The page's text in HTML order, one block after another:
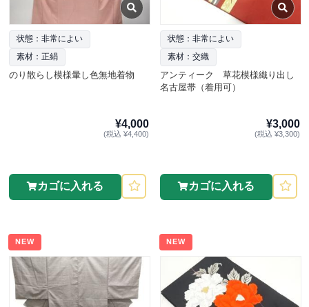
状態：非常によい
素材：正絹
のり散らし模様暈し色無地着物
¥4,000
(税込 ¥4,400)
カゴに入れる
状態：非常によい
素材：交織
アンティーク 草花模様織り出し
名古屋帯（着用可）
¥3,000
(税込 ¥3,300)
カゴに入れる
NEW NEW